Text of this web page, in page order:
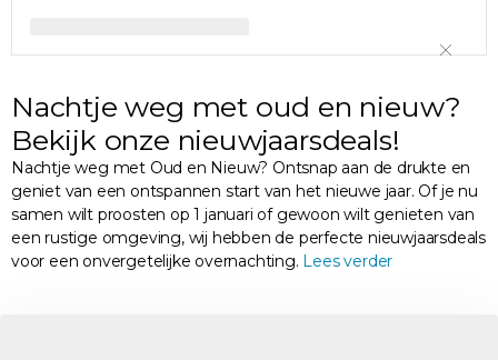
Nachtje weg met oud en nieuw?
Bekijk onze nieuwjaarsdeals!
Nachtje weg met Oud en Nieuw? Ontsnap aan de drukte en
geniet van een ontspannen start van het nieuwe jaar. Of je nu
samen wilt proosten op 1 januari of gewoon wilt genieten van
een rustige omgeving, wij hebben de perfecte nieuwjaarsdeals
voor een onvergetelijke overnachting. Lees verder